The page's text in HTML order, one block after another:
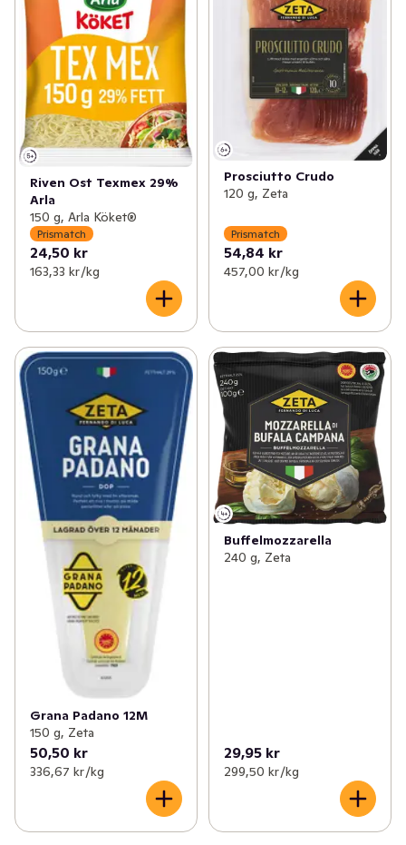
Riven Ost Texmex 29%
Arla
150 g, Arla Köket®
Prismatch
24,50 kr
163,33 kr /kg
Prosciutto Crudo
120 g, Zeta
Prismatch
54,84 kr
457,00 kr /kg
Grana Padano 12M
150 g, Zeta
50,50 kr
336,67 kr /kg
Buffelmozzarella
240 g, Zeta
29,95 kr
299,50 kr /kg